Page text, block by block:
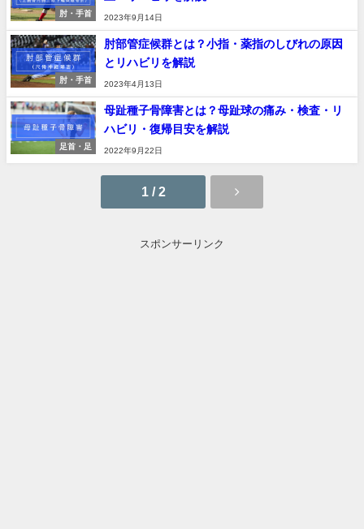
肘・手首
2023年9月14日
肘・手首
肘部管症候群とは？小指・薬指のしびれの原因
とリハビリを解説
2023年4月13日
足首・足
母趾種子骨障害とは？母趾球の痛み・検査・リ
ハビリ・復帰目安を解説
2022年9月22日
1 / 2
スポンサーリンク